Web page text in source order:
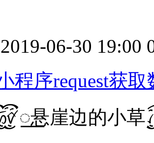
2019-06-30 19:00
程序request获取
崖边的小草